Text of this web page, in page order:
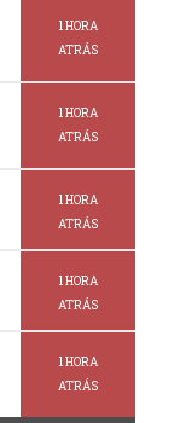
1 HORA
ATRÁS
1 HORA
ATRÁS
1 HORA
ATRÁS
1 HORA
ATRÁS
1 HORA
ATRÁS